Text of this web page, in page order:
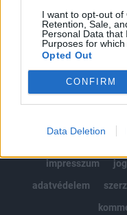
I want to opt-out of
Retention, Sale,
Personal Data that
Purposes for which
Opted Out
CONFIRM
Data Deletion
MÁR ELŐFIZETŐNK
impresszum
adatvédelem